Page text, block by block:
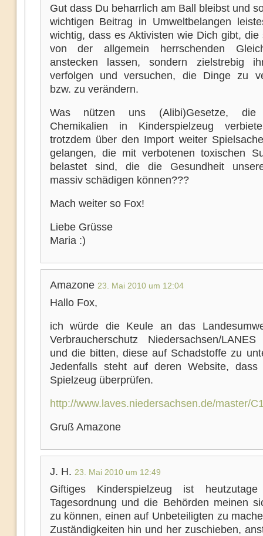
Gut dass Du beharrlich am Ball bleibst und
wichtigen Beitrag in Umweltbelangen
wichtig, dass es Aktivisten wie Dich gibt, die
von der allgemein herrschenden
anstecken lassen, sondern zielstrebig
verfolgen und versuchen, die Dinge zu
bzw. zu verändern.
Was nützen uns (Alibi)Gesetze, die
Chemikalien in Kinderspielzeug
trotzdem über den Import weiter
gelangen, die mit verbotenen toxischen
belastet sind, die die Gesundheit
massiv schädigen können???
Mach weiter so Fox!
Liebe Grüsse
Maria :)
Amazone 23. Mai 2010 um 12:04
Hallo Fox,
ich würde die Keule an das
Verbraucherschutz Niedersachsen/
und die bitten, diese auf Schadstoffe zu
Jedenfalls steht auf deren Website,
Spielzeug überprüfen.
http://www.laves.niedersachsen.de/master/
Gruß Amazone
J. H. 23. Mai 2010 um 12:49
Giftiges Kinderspielzeug ist
Tagesordnung und die Behörden meinen
zu können, einen auf Unbeteiligten zu
Zuständigkeiten hin und her zuschieben,